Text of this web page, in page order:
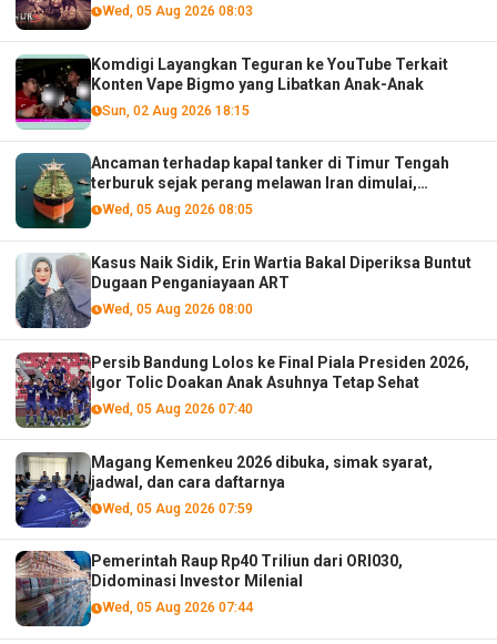
Wed, 05 Aug 2026 08:03
Komdigi Layangkan Teguran ke YouTube Terkait
Konten Vape Bigmo yang Libatkan Anak-Anak
Sun, 02 Aug 2026 18:15
Ancaman terhadap kapal tanker di Timur Tengah
terburuk sejak perang melawan Iran dimulai,
menurut analis
Wed, 05 Aug 2026 08:05
Kasus Naik Sidik, Erin Wartia Bakal Diperiksa Buntut
Dugaan Penganiayaan ART
Wed, 05 Aug 2026 08:00
Persib Bandung Lolos ke Final Piala Presiden 2026,
Igor Tolic Doakan Anak Asuhnya Tetap Sehat
Wed, 05 Aug 2026 07:40
Magang Kemenkeu 2026 dibuka, simak syarat,
jadwal, dan cara daftarnya
Wed, 05 Aug 2026 07:59
Pemerintah Raup Rp40 Triliun dari ORI030,
Didominasi Investor Milenial
Wed, 05 Aug 2026 07:44